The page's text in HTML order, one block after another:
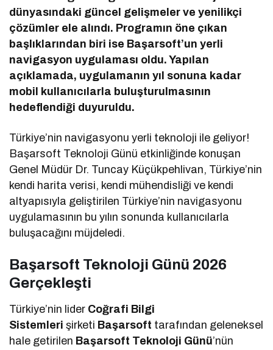
dünyasındaki güncel gelişmeler ve yenilikçi
çözümler ele alındı. Programın öne çıkan
başlıklarından biri ise Başarsoft’un yerli
navigasyon uygulaması oldu. Yapılan
açıklamada, uygulamanın yıl sonuna kadar
mobil kullanıcılarla buluşturulmasının
hedeflendiği duyuruldu.
Türkiye’nin navigasyonu yerli teknoloji ile geliyor!
Başarsoft Teknoloji Günü etkinliğinde konuşan
Genel Müdür Dr. Tuncay Küçükpehlivan, Türkiye’nin
kendi harita verisi, kendi mühendisliği ve kendi
altyapısıyla geliştirilen Türkiye’nin navigasyonu
uygulamasının bu yılın sonunda kullanıcılarla
buluşacağını müjdeledi.
Başarsoft Teknoloji Günü 2026
Gerçekleşti
Türkiye’nin lider Coğrafi Bilgi
Sistemlerişirketi Başarsoft tarafından geleneksel
hale getirilen Başarsoft Teknoloji Günü’nün